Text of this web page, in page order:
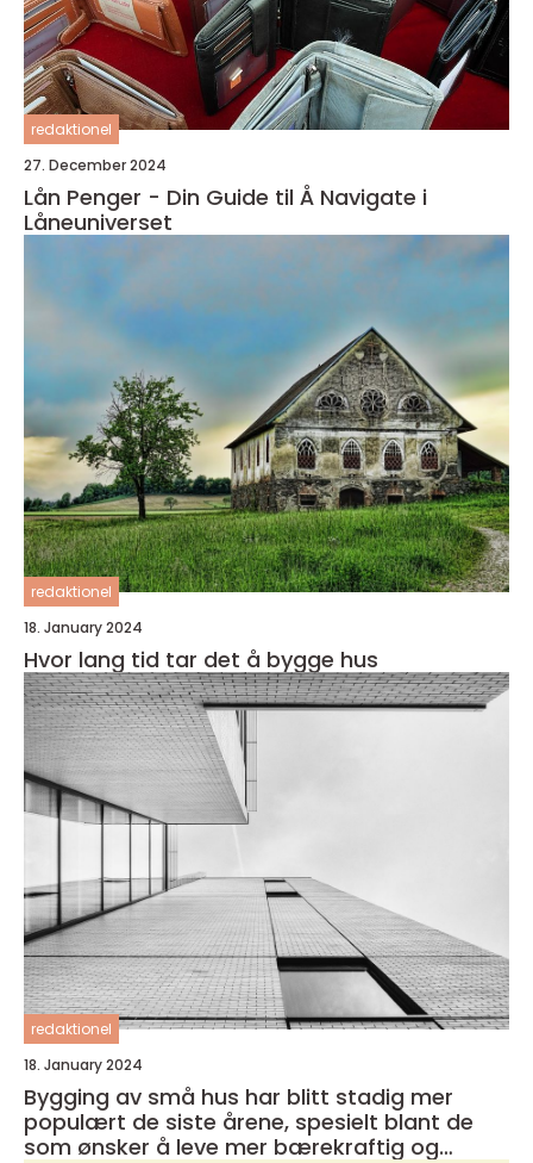
redaktionel
27. December 2024
Lån Penger - Din Guide til Å Navigate i
Låneuniverset
redaktionel
18. January 2024
Hvor lang tid tar det å bygge hus
redaktionel
18. January 2024
Bygging av små hus har blitt stadig mer
populært de siste årene, spesielt blant de
som ønsker å leve mer bærekraftig og